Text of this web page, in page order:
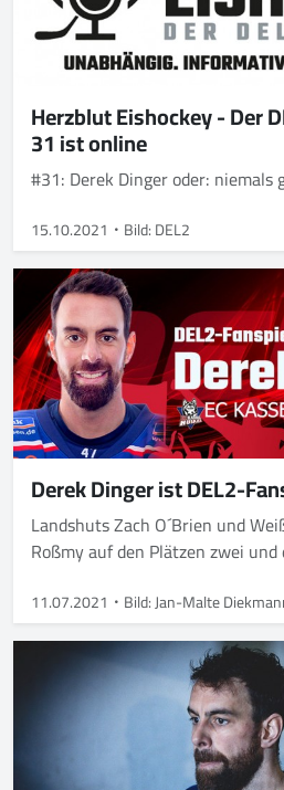
Herzblut Eishockey - Der
31 ist online
#31: Derek Dinger oder: niemals
15.10.2021 Bild: DEL2
Derek Dinger ist DEL2-
Landshuts Zach O´Brien und
Roßmy auf den Plätzen zwei und
11.07.2021 Bild: Jan-Malte